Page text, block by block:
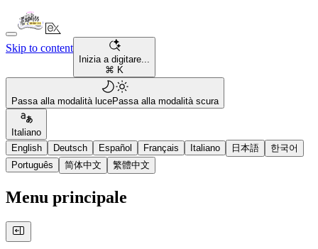
Skip to content
Inizia a digitare...
⌘ K
Passa alla modalità lucePassa alla modalità scura
Italiano
English
Deutsch Español Français Italiano 日本語
한국어
Português
简体中文 繁體中文
Menu principale